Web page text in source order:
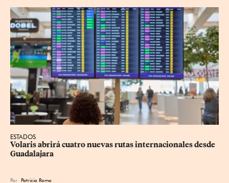
ESTADOS
Volaris abrirá cuatro nuevas rutas internacionales desde
Guadalajara
Por Patricia Romo